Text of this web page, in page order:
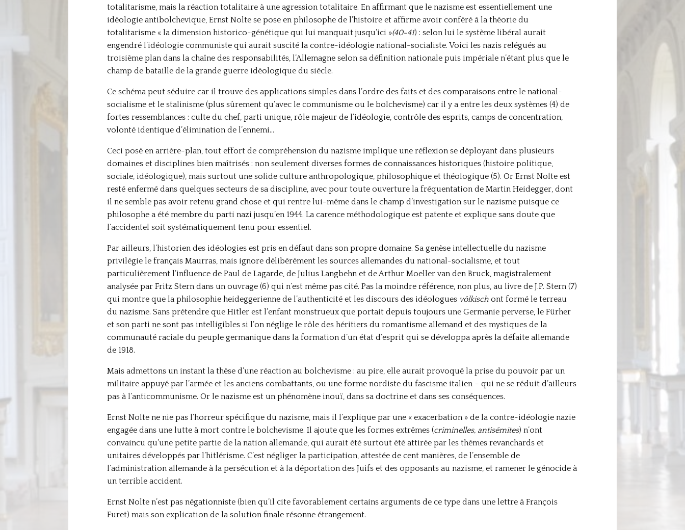
totalitarisme, mais la réaction totalitaire à une agression totalitaire. En affirmant que le nazisme est essentiellement une
idéologie antibolchevique, Ernst Nolte se pose en philosophe de l’histoire et affirme avoir conféré à la théorie du
totalitarisme « la dimension historico-génétique qui lui manquait jusqu’ici »(40-41) : selon lui le système libéral aurait
engendré l’idéologie communiste qui aurait suscité la contre-idéologie national-socialiste. Voici les nazis relégués au
troisième plan dans la chaîne des responsabilités, l’Allemagne selon sa définition nationale puis impériale n’étant plus que le
champ de bataille de la grande guerre idéologique du siècle.
Ce schéma peut séduire car il trouve des applications simples dans l’ordre des faits et des comparaisons entre le national-
socialisme et le stalinisme (plus sûrement qu’avec le communisme ou le bolchevisme) car il y a entre les deux systèmes (4) de
fortes ressemblances : culte du chef, parti unique, rôle majeur de l’idéologie, contrôle des esprits, camps de concentration,
volonté identique d’élimination de l’ennemi…
Ceci posé en arrière-plan, tout effort de compréhension du nazisme implique une réflexion se déployant dans plusieurs
domaines et disciplines bien maîtrisés : non seulement diverses formes de connaissances historiques (histoire politique,
sociale, idéologique), mais surtout une solide culture anthropologique, philosophique et théologique (5). Or Ernst Nolte est
resté enfermé dans quelques secteurs de sa discipline, avec pour toute ouverture la fréquentation de Martin Heidegger, dont
il ne semble pas avoir retenu grand chose et qui rentre lui-même dans le champ d’investigation sur le nazisme puisque ce
philosophe a été membre du parti nazi jusqu’en 1944. La carence méthodologique est patente et explique sans doute que
l’accidentel soit systématiquement tenu pour essentiel.
Par ailleurs, l’historien des idéologies est pris en défaut dans son propre domaine. Sa genèse intellectuelle du nazisme
privilégie le français Maurras, mais ignore délibérément les sources allemandes du national-socialisme, et tout
particulièrement l’influence de Paul de Lagarde, de Julius Langbehn et de Arthur Moeller van den Bruck, magistralement
analysée par Fritz Stern dans un ouvrage (6) qui n’est même pas cité. Pas la moindre référence, non plus, au livre de J.P. Stern (7)
qui montre que la philosophie heideggerienne de l’authenticité et les discours des idéologues völkischont formé le terreau
du nazisme. Sans prétendre que Hitler est l’enfant monstrueux que portait depuis toujours une Germanie perverse, le Fürher
et son parti ne sont pas intelligibles si l’on néglige le rôle des héritiers du romantisme allemand et des mystiques de la
communauté raciale du peuple germanique dans la formation d’un état d’esprit qui se développa après la défaite allemande
de 1918.
Mais admettons un instant la thèse d’une réaction au bolchevisme : au pire, elle aurait provoqué la prise du pouvoir par un
militaire appuyé par l’armée et les anciens combattants, ou une forme nordiste du fascisme italien – qui ne se réduit d’ailleurs
pas à l’anticommunisme. Or le nazisme est un phénomène inouï, dans sa doctrine et dans ses conséquences.
Ernst Nolte ne nie pas l’horreur spécifique du nazisme, mais il l’explique par une « exacerbation » de la contre-idéologie nazie
engagée dans une lutte à mort contre le bolchevisme. Il ajoute que les formes extrêmes (criminelles, antisémites) n’ont
convaincu qu’une petite partie de la nation allemande, qui aurait été surtout été attirée par les thèmes revanchards et
unitaires développés par l’hitlérisme. C’est négliger la participation, attestée de cent manières, de l’ensemble de
l’administration allemande à la persécution et à la déportation des Juifs et des opposants au nazisme, et ramener le génocide à
un terrible accident.
Ernst Nolte n’est pas négationniste (bien qu’il cite favorablement certains arguments de ce type dans une lettre à François
Furet) mais son explication de la solution finale résonne étrangement.